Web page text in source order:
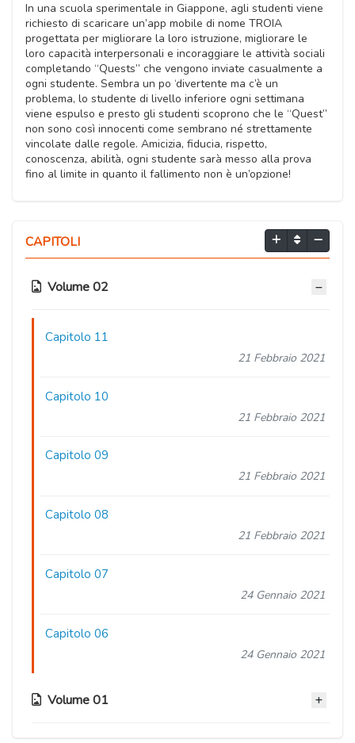
In una scuola sperimentale in Giappone, agli studenti viene
richiesto di scaricare un’app mobile di nome TROIA
progettata per migliorare la loro istruzione, migliorare le
loro capacità interpersonali e incoraggiare le attività sociali
completando “Quests” che vengono inviate casualmente a
ogni studente. Sembra un po ‘divertente ma c’è un
problema, lo studente di livello inferiore ogni settimana
viene espulso e presto gli studenti scoprono che le “Quest”
non sono così innocenti come sembrano né strettamente
vincolate dalle regole. Amicizia, fiducia, rispetto,
conoscenza, abilità, ogni studente sarà messo alla prova
fino al limite in quanto il fallimento non è un’opzione!
CAPITOLI
Volume 02
Capitolo 11
21 Febbraio 2021
Capitolo 10
21 Febbraio 2021
Capitolo 09
21 Febbraio 2021
Capitolo 08
21 Febbraio 2021
Capitolo 07
24 Gennaio 2021
Capitolo 06
24 Gennaio 2021
Volume 01